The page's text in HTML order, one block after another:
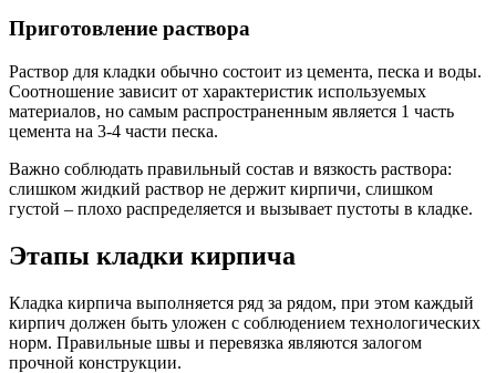
Приготовление раствора
Раствор для кладки обычно состоит из цемента, песка и воды.
Соотношение зависит от характеристик используемых
материалов, но самым распространенным является 1 часть
цемента на 3-4 части песка.
Важно соблюдать правильный состав и вязкость раствора:
слишком жидкий раствор не держит кирпичи, слишком
густой – плохо распределяется и вызывает пустоты в кладке.
Этапы кладки кирпича
Кладка кирпича выполняется ряд за рядом, при этом каждый
кирпич должен быть уложен с соблюдением технологических
норм. Правильные швы и перевязка являются залогом
прочной конструкции.